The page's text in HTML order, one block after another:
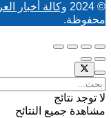
© 2024 وكالة أخبار
محفوظة.
لا توجد نتائج
مشاهدة جميع النتائح